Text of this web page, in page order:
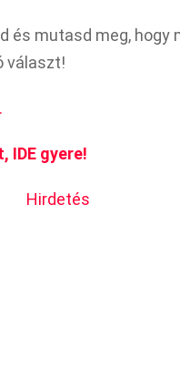
és mutasd meg, hogy
választ!
IDE gyere!
Hirdetés